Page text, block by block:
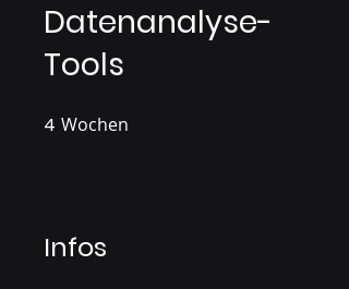
Datenanalyse-
Tools
4 Wochen
Infos